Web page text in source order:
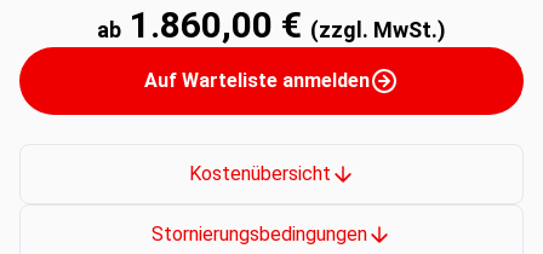
ab 1.860,00 € (zzgl. MwSt.)
Auf Warteliste anmelden
Kostenübersicht
Stornierungsbedingungen